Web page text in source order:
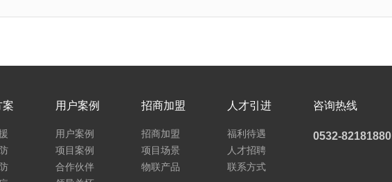
案 用户案例
用户案例
项目案例
合作伙伴
招商加盟
招商加盟
项目场景
物联产品
人才引进
福利待遇
人才招聘
联系方式
咨询热线
0532-82181880